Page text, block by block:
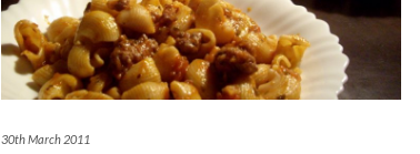
30th March 2011